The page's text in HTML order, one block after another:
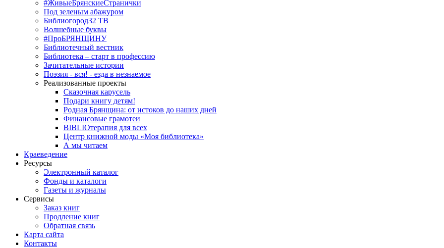
#ЖивыеБрянскиеСтранички
Под зеленым абажуром
Библиогород32 ТВ
Волшебные буквы
#ПроБРЯНЩИНУ
Библиотечный вестник
Библиотека – старт в профессию
Зачитательные истории
Поэзия - вся! - езда в незнаемое
Реализованные проекты
Сказочная карусель
Подари книгу детям!
Родная Брянщина: от истоков до наших дней
Финансовые грамотеи
BIBLIOтерапия для всех
Центр книжной моды «Моя библиотека»
А мы читаем
Краеведение
Ресурсы
Электронный каталог
Фонды и каталоги
Газеты и журналы
Сервисы
Заказ книг
Продление книг
Обратная связь
Карта сайта
Контакты